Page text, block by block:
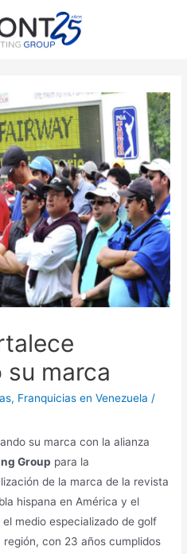
marca
, Franquicias en Venezuela /
su marca con la alianza
Group para la
de la marca de la revista
hispana en América y el
medio especializado de golf
con 23 años cumplidos